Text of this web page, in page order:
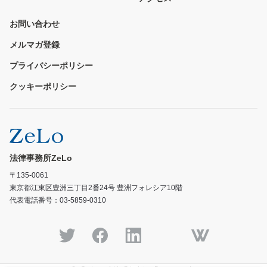
お問い合わせ
メルマガ登録
プライバシーポリシー
クッキーポリシー
法律事務所ZeLo
〒135-0061
東京都江東区豊洲三丁目2番24号 豊洲フォレシア10階
代表電話番号：03-5859-0310